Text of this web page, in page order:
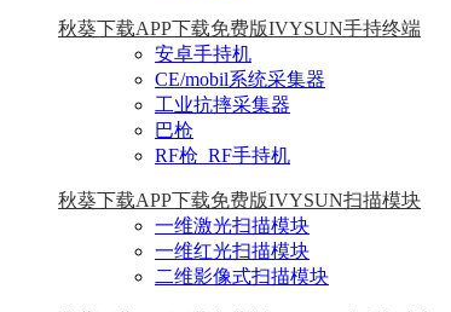
秋葵下载APP下载免费版IVYSUN手持终端
安卓手持机
CE/mobil系统采集器
工业抗摔采集器
巴枪
RF枪_RF手持机
秋葵下载APP下载免费版IVYSUN扫描模块
一维激光扫描模块
一维红光扫描模块
二维影像式扫描模块